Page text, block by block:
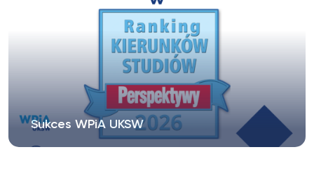
Sukces WPiA UKSW